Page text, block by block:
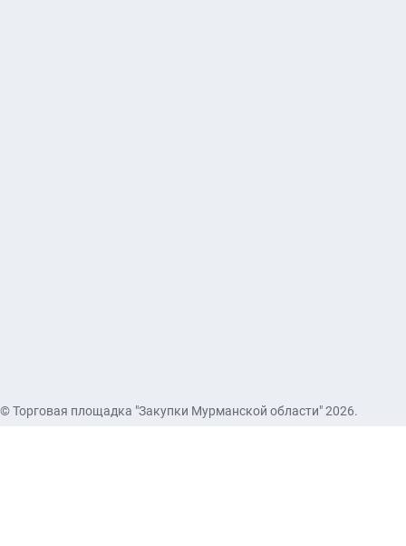
© Торговая площадка "Закупки Мурманской области" 2026.